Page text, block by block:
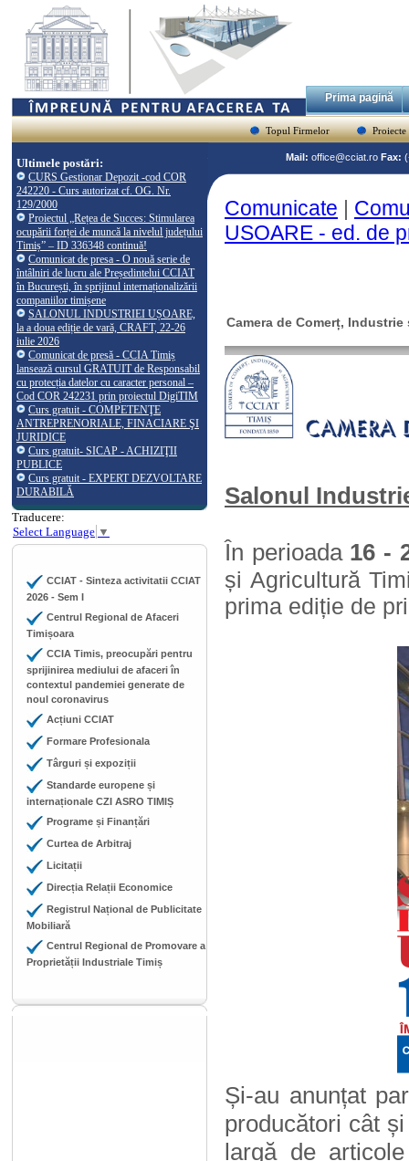
Prima pagină
Topul Firmelor Proiecte
Ultimele postări:
CURS Gestionar Depozit -cod COR
242220 - Curs autorizat cf. OG. Nr.
129/2000
Proiectul „Rețea de Succes: Stimularea
ocupării forței de muncă la nivelul județului
Timiș” – ID 336348 continuă!
Comunicat de presa - O nouă serie de
întâlniri de lucru ale Președintelui CCIAT
în București, în sprijinul internaționalizării
companiilor timișene
SALONUL INDUSTRIEI UȘOARE,
la a doua ediție de vară, CRAFT, 22-26
iulie 2026
Comunicat de presă - CCIA Timiș
lansează cursul GRATUIT de Responsabil
cu protecția datelor cu caracter personal –
Cod COR 242231 prin proiectul DigiTIM
Curs gratuit - COMPETENŢE
ANTREPRENORIALE, FINACIARE ŞI
JURIDICE
Curs gratuit- SICAP - ACHIZIŢII
PUBLICE
Curs gratuit - EXPERT DEZVOLTARE
DURABILĂ
Traducere:
Select Language ▼
CCIAT - Sinteza activitatii CCIAT
2026 - Sem I
Centrul Regional de Afaceri
Timișoara
CCIA Timis, preocupări pentru
sprijinirea mediului de afaceri în
contextul pandemiei generate de
noul coronavirus
Acțiuni CCIAT
Formare Profesionala
Târguri și expoziții
Standarde europene și
internaționale CZI ASRO TIMIȘ
Programe și Finanțări
Curtea de Arbitraj
Licitații
Direcția Relații Economice
Registrul Național de Publicitate
Mobiliară
Centrul Regional de Promovare a
Proprietății Industriale Timiș
Mail: office@cciat.ro Fax:
Comunicate |
USOARE - ed. de
Camera de Comerț,
Salonul
În perioada16 -
și Agricultură
prima ediție de
Și-au anunțat
producători cât
largă de